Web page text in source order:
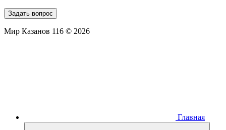
Задать вопрос
Мир Казанов 116 © 2026
Главная